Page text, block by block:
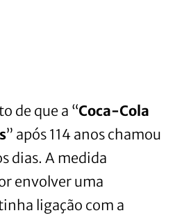
de que a “Coca-Cola
” após 114 anos chamou
dias. A medida
envolver uma
ligação com a